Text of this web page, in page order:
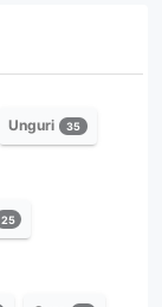
Unguri 35
25